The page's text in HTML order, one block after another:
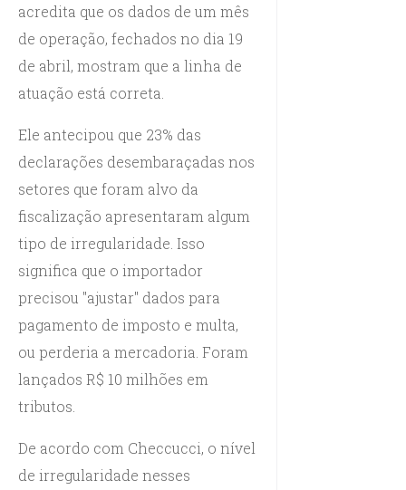
acredita que os dados de um mês
de operação, fechados no dia 19
de abril, mostram que a linha de
atuação está correta.
Ele antecipou que 23% das
declarações desembaraçadas nos
setores que foram alvo da
fiscalização apresentaram algum
tipo de irregularidade. Isso
significa que o importador
precisou "ajustar" dados para
pagamento de imposto e multa,
ou perderia a mercadoria. Foram
lançados R$ 10 milhões em
tributos.
De acordo com Checcucci, o nível
de irregularidade nesses